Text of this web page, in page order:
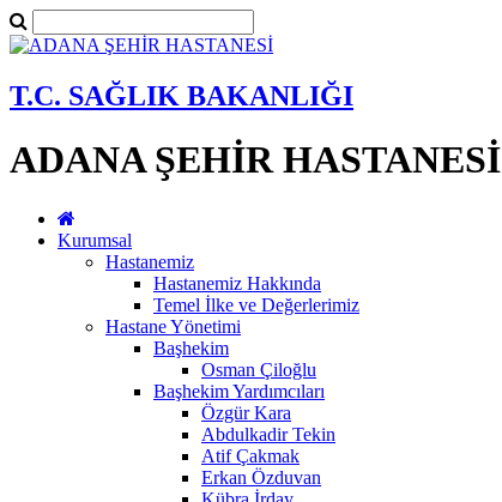
T.C. SAĞLIK BAKANLIĞI
ADANA ŞEHİR HASTANESİ
Kurumsal
Hastanemiz
Hastanemiz Hakkında
Temel İlke ve Değerlerimiz
Hastane Yönetimi
Başhekim
Osman Çiloğlu
Başhekim Yardımcıları
Özgür Kara
Abdulkadir Tekin
Atif Çakmak
Erkan Özduvan